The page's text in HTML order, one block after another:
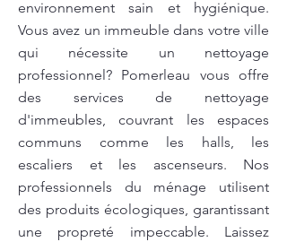
environnement sain et hygiénique.
Vous avez un immeuble dans votre ville
qui nécessite un nettoyage
professionnel? Pomerleau vous offre
des services de nettoyage
d'immeubles, couvrant les espaces
communs comme les halls, les
escaliers et les ascenseurs. Nos
professionnels du ménage utilisent
des produits écologiques, garantissant
une propreté impeccable. Laissez